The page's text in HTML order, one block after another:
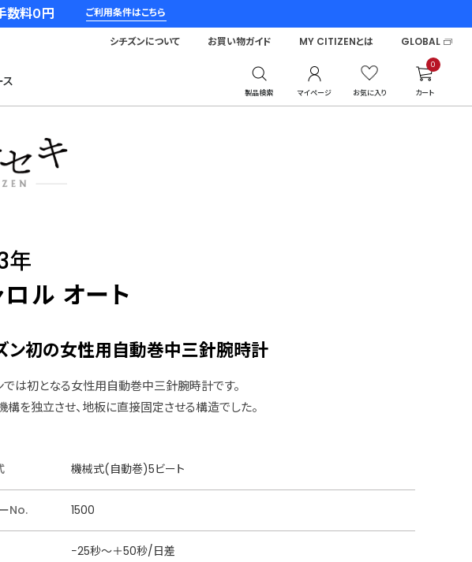
数料０円 ご利用条件はこちら
ス
製品検索 マイページ お気に入り
0
カート
シチズンについて お買い物ガイド MY CITIZENとは GLOBAL
年
ロル オート
ン初の女性用自動巻中三針腕時計
では初となる女性用自動巻中三針腕時計です。
構を独立させ、地板に直接固定させる構造でした。
機械式(自動巻)5ビート
No. 1500
−25秒〜＋50秒/日差